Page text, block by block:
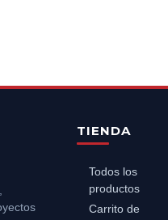
TIENDA
Todos los
productos
Carrito de